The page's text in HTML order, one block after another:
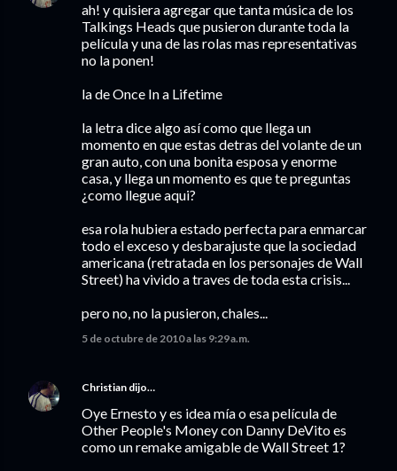
ah! y quisiera agregar que tanta música de los
Talkings Heads que pusieron durante toda la
película y una de las rolas mas representativas
no la ponen!
la de Once In a Lifetime
la letra dice algo así como que llega un
momento en que estas detras del volante de un
gran auto, con una bonita esposa y enorme
casa, y llega un momento es que te preguntas
¿como llegue aqui?
esa rola hubiera estado perfecta para enmarcar
todo el exceso y desbarajuste que la sociedad
americana (retratada en los personajes de Wall
Street) ha vivido a traves de toda esta crisis...
pero no, no la pusieron, chales...
5 de octubre de 2010 a las 9:29 a.m.
Christian dijo…
Oye Ernesto y es idea mía o esa película de
Other People's Money con Danny DeVito es
como un remake amigable de Wall Street 1?